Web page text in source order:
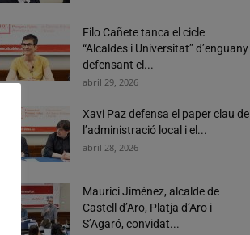
Filo Cañete tanca el cicle
“Alcaldes i Universitat” d’enguany
defensant el...
abril 29, 2026
Xavi Paz defensa el paper clau de
l’administració local i el...
abril 28, 2026
Maurici Jiménez, alcalde de
Castell d’Aro, Platja d’Aro i
S’Agaró, convidat...